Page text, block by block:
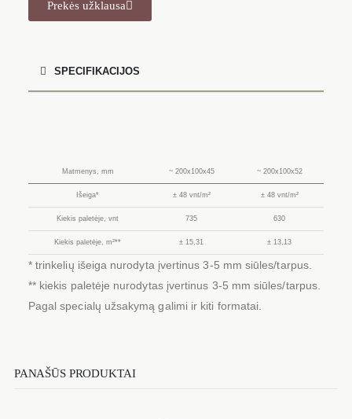
Prekės užklausa
SPECIFIKACIJOS
Matmenys, mm ~ 200x100x45 ~ 200x100x52
Išeiga* ± 48 vnt/m² ± 48 vnt/m²
Kiekis paletėje, vnt 735 630
Kiekis paletėje, m²** ± 15,31 ± 13,13
* trinkelių išeiga nurodyta įvertinus 3-5 mm siūles/tarpus.
** kiekis paletėje nurodytas įvertinus 3-5 mm siūles/tarpus.
Pagal specialų užsakymą galimi ir kiti formatai.
PANAŠŪS PRODUKTAI